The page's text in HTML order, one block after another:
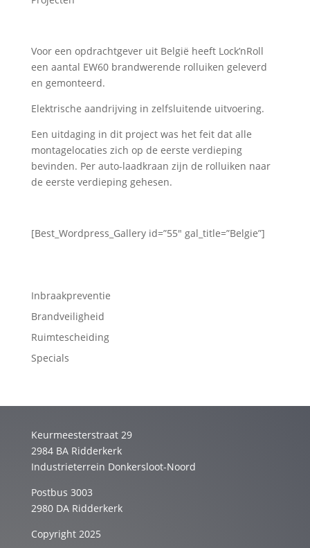
Voor een opdrachtgever uit België heeft Lock’nRoll
een aantal EW60 brandwerende rolluiken geleverd
en gemonteerd.
Elektrische aandrijving in zelfsluitende uitvoering.
Een uitdaging in dit project was het feit dat alle
montagelocaties zich op de eerste verdieping
bevinden. Per auto-laadkraan zijn de rolluiken naar
de eerste verdieping gehesen.
[Best_Wordpress_Gallery id=”55″ gal_title=”Belgie”]
Inbraakpreventie
Brandveiligheid
Ruimtescheiding
Specials
Keurmeesterstraat 29
2984 BA Ridderkerk
Industrieterrein Donkersloot-Noord
Postbus 3003
2980 DA Ridderkerk
Copyright 2025